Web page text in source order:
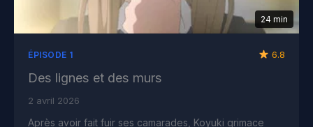
24 min
ÉPISODE 1 6.8
Des lignes et des murs
2 avril 2026
Après avoir fait fuir ses camarades, Koyuki grimace